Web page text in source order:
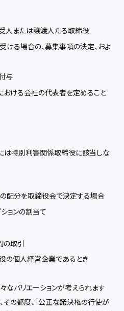
人または譲渡人たる取締役
る場合の、募集事項の決定、およ
与
ける会社の代表者を定めること
は特別利害関係取締役に該当しな
配分を取締役会で決定する場合
ョンの割当て
の取引
の個人経営企業であるとき
バリエーションが考えられます
その都度、「公正な議決権の行使が